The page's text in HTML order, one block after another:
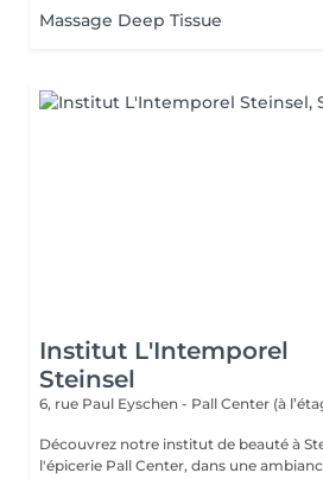
Massage Deep Tissue
Institut L'Intemporel
Steinsel
6, rue Paul Eyschen - Pall Center (à
Découvrez notre institut de beauté à
l'épicerie Pall Center, dans une